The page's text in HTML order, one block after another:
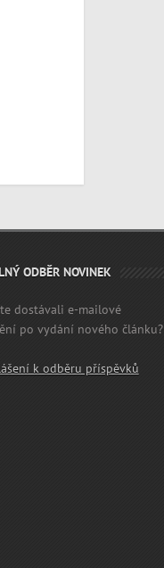
ODBĚR NOVINEK
dostávali e-mailové
po vydání nového článku?
k odběru příspěvků